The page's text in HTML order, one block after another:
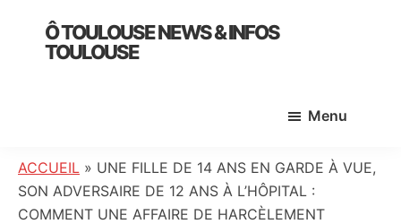
primary
Ô TOULOUSE NEWS & INFOS
TOULOUSE
:
info
locale,
Menu
ACCUEIL » UNE FILLE DE 14 ANS EN GARDE À VUE,
SON ADVERSAIRE DE 12 ANS À L’HÔPITAL :
COMMENT UNE AFFAIRE DE HARCÈLEMENT